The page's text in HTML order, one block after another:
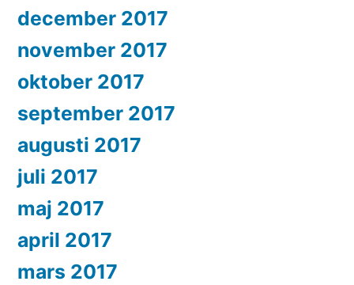
december 2017
november 2017
oktober 2017
september 2017
augusti 2017
juli 2017
maj 2017
april 2017
mars 2017